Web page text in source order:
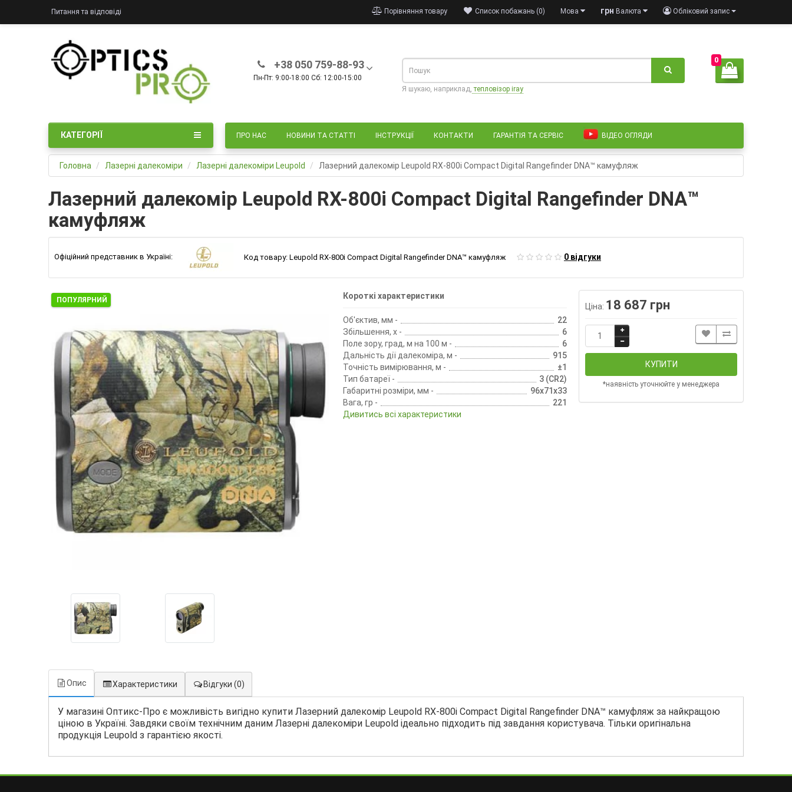
Питання та відповіді Обліковий запис
грн Валюта
Мова
Список побажань (0)
Порівняння товару
+38 050 759-88-93
Пн-Пт: 9:00-18:00 Сб: 12:00-15:00
0
Я шукаю, наприклад, тепловізор iray
ПРО НАС НОВИНИ ТА СТАТТІ ІНСТРУКЦІЇ КОНТАКТИ ГАРАНТІЯ ТА СЕРВІС ВІДЕО ОГЛЯДИ
КАТЕГОРІЇ
Головна Лазерні далекоміри Лазерні далекоміри Leupold Лазерний далекомір Leupold RX-800i Compact Digital Rangefinder DNA™ камуфляж
Лазерний далекомір Leupold RX-800i Compact Digital Rangefinder DNA™
камуфляж
Офіційний представник в Україні: Код товару: Leupold RX-800i Compact Digital Rangefinder DNA™ камуфляж 0 відгуки
ПОПУЛЯРНИЙ Короткі характеристики
Об'єктив, мм -
22
Збільшення, х -
6
Поле зору, град, м на 100 м -
6
Дальність дії далекоміра, м -
915
Точність вимірювання, м -
±1
Тип батареї -
3 (CR2)
Габаритні розміри, мм -
96х71х33
Вага, гр -
221
Дивитись всі характеристики
Ціна: 18 687 грн
КУПИТИ
*наявність уточнюйте у менеджера
Опис Характеристики Відгуки (0)
У магазині Оптикс-Про є можливість вигідно купити Лазерний далекомір Leupold RX-800i Compact Digital Rangefinder DNA™ камуфляж за найкращою
ціною в Україні. Завдяки своїм технічним даним Лазерні далекоміри Leupold ідеально підходить під завдання користувача. Тільки оригінальна
продукція Leupold з гарантією якості.